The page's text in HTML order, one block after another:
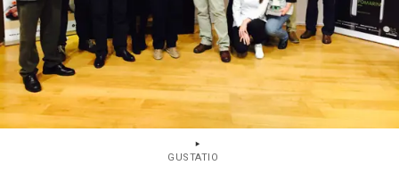
GUSTATIO